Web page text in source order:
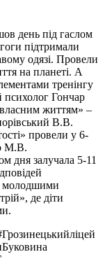
день під гаслом
підтримали
одязі. Провели
на планеті. А
тренінгу
психолог Гончар
життям» –
В.В.
провели у 6-
М.В.
дня залучала 5-11
молодшими
де діти